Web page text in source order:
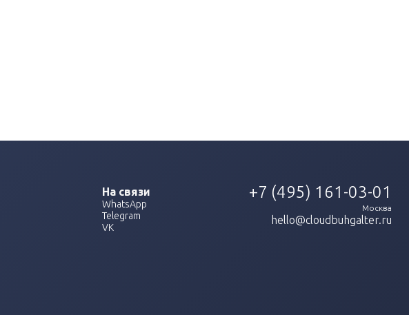
На связи
WhatsApp
Telegram
VK
+7 (495) 161-03-01
Москва
hello@cloudbuhgalter.ru